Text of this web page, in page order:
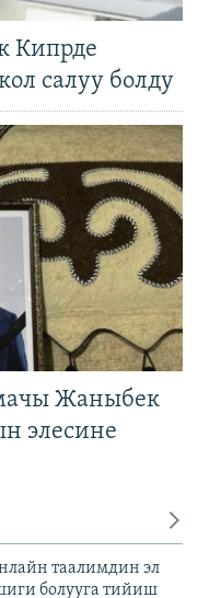
Кипрде
салуу болду
Жаныбек
элесине
таалимдин эл
болууга тийиш